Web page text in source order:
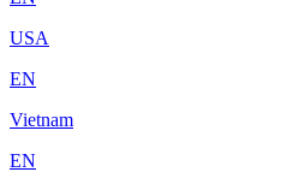
USA
EN
Vietnam
EN